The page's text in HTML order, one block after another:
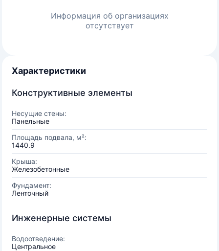
Информация об организациях
отсутствует
Характеристики
Конструктивные элементы
Несущие стены:
Панельные
Площадь подвала, м²:
1440.9
Крыша:
Железобетонные
Фундамент:
Ленточный
Инженерные системы
Водоотведение:
Центральное